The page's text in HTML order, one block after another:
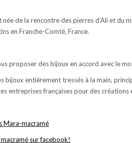
née de la rencontre des pierres d’Ali et
en Franche-Comté, France.
proposer des bijoux en accord avec le
bijoux entièrement tressés à la main,
entreprises françaises pour des créations
Mara-macramé
sur facebook!